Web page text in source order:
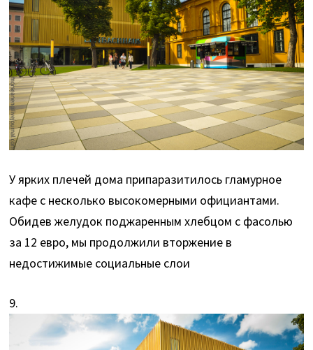
У ярких плечей дома припаразитилось гламурное
кафе с несколько высокомерными официантами.
Обидев желудок поджаренным хлебцом с фасолью
за 12 евро, мы продолжили вторжение в
недостижимые социальные слои
9.